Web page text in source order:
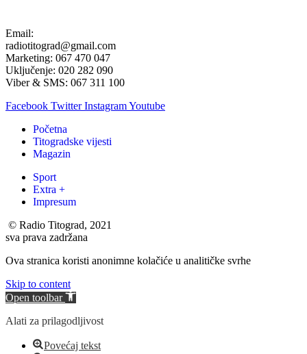
Email:
radiotitograd@gmail.com
Marketing: 067 470 047
Uključenje: 020 282 090
Viber & SMS: 067 311 100
Facebook Twitter InstagramYoutube
Početna
Titogradske vijesti
Magazin
Sport
Extra +
Impresum
© Radio Titograd, 2021
sva prava zadržana
Ova stranica koristi anonimne kolačiće u analitičke svrhe
Skip to content
Open toolbar
Alati za prilagodljivost
Povećaj tekst